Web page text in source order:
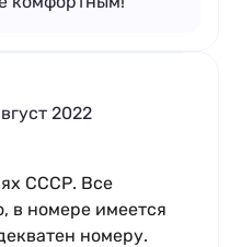
2022
СССР. Все
в номере имеется
номеру.